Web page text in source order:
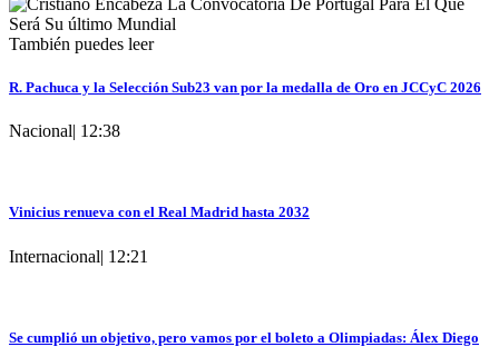
También puedes leer
R. Pachuca y la Selección Sub23 van por la medalla de Oro en JCCyC 2026
Nacional| 12:38
Vinicius renueva con el Real Madrid hasta 2032
Internacional| 12:21
Se cumplió un objetivo, pero vamos por el boleto a Olimpiadas: Álex Diego